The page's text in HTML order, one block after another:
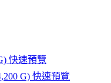
快速預覽
快速預覽